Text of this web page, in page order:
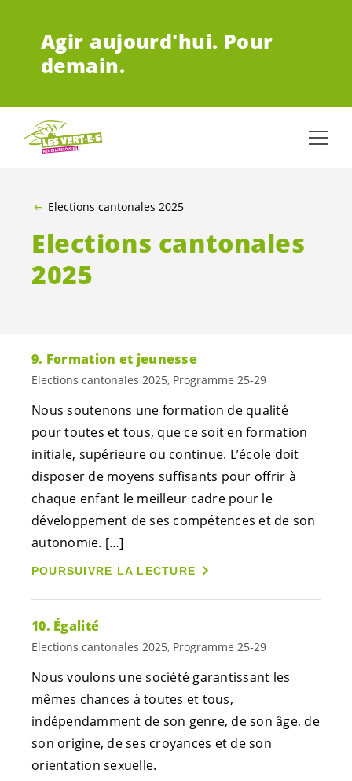
Agir aujourd'hui. Pour
demain.
Elections cantonales 2025
Elections cantonales
2025
9. Formation et jeunesse
Elections cantonales 2025, Programme 25-29
Nous soutenons une formation de qualité
pour toutes et tous, que ce soit en formation
initiale, supérieure ou continue. L’école doit
disposer de moyens suffisants pour offrir à
chaque enfant le meilleur cadre pour le
développement de ses compétences et de son
autonomie. […]
POURSUIVRE LA LECTURE
10. Égalité
Elections cantonales 2025, Programme 25-29
Nous voulons une société garantissant les
mêmes chances à toutes et tous,
indépendamment de son genre, de son âge, de
son origine, de ses croyances et de son
orientation sexuelle.